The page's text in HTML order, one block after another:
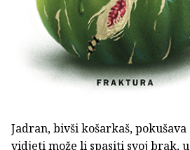
Jadran, bivši košarkaš,
vidjeti može li spasiti svoj brak,